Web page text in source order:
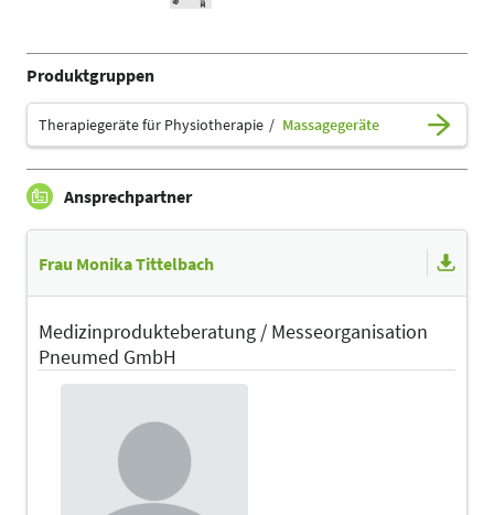
Produktgruppen
Therapiegeräte für Physiotherapie Massagegeräte
Ansprechpartner
Frau Monika Tittelbach
Medizinprodukteberatung / Messeorganisation
Pneumed GmbH